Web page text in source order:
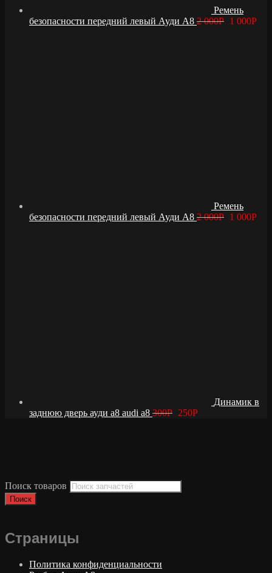
Ремень
безопасности передний левый Ауди А8 2 000Р 1 000Р
Ремень
безопасности передний левый Ауди А8 2 000Р 1 000Р
Динамик в
заднюю дверь ауди а8 audi a8 300Р 250Р
Поиск товаров
Поиск
Страницы
Политика конфиденциальности